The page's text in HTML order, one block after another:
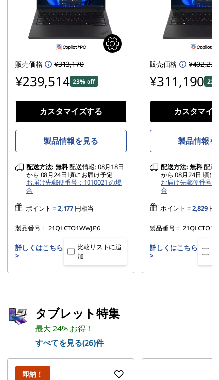
販売価格 ¥313,170
¥239,514 23% off
カスタマイズする
製品情報を見る
配送方法: 無料配送情報: 08月18日
から 08月24日 頃にお届け予定
お届け先郵便番号：1010021 の場
合
ポイント =2,177 円相当
製品番号： 21QLCTO1WWJP6
詳しくはこちら
>
比較リストに追
加
販売価格 ¥402,270
¥311,190
カスタマイ
製品情報
配送方法: 無料配送
から 08月24日 頃に
お届け先郵便番号
合
ポイント =2,829 円
製品番号：
詳しくはこちら
>
タブレット特集
最大 24% お得！
すべてを見る(26)件
即納！